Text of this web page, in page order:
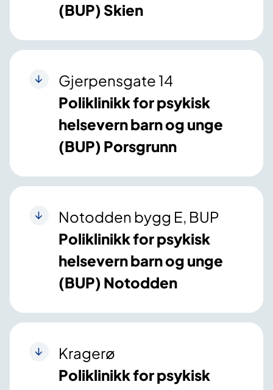
(BUP) Skien
Gjerpensgate 14
Poliklinikk for psykisk
helsevern barn og unge
(BUP) Porsgrunn
Notodden bygg E, BUP
Poliklinikk for psykisk
helsevern barn og unge
(BUP) Notodden
Kragerø
Poliklinikk for psykisk